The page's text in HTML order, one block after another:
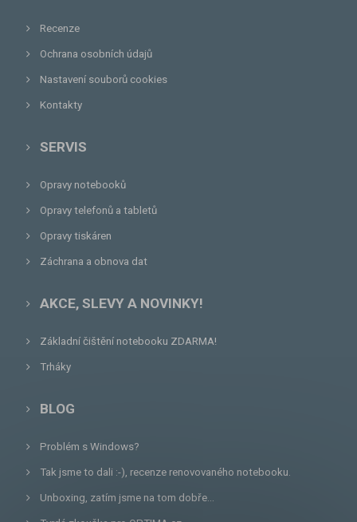
Recenze
Ochrana osobních údajů
Nastavení souborů cookies
Kontakty
SERVIS
Opravy notebooků
Opravy telefonů a tabletů
Opravy tiskáren
Záchrana a obnova dat
AKCE, SLEVY A NOVINKY!
Základní čištění notebooku ZDARMA!
Trháky
BLOG
Problém s Windows?
Tak jsme to dali :-), recenze renovovaného notebooku.
Unboxing, zatím jsme na tom dobře...